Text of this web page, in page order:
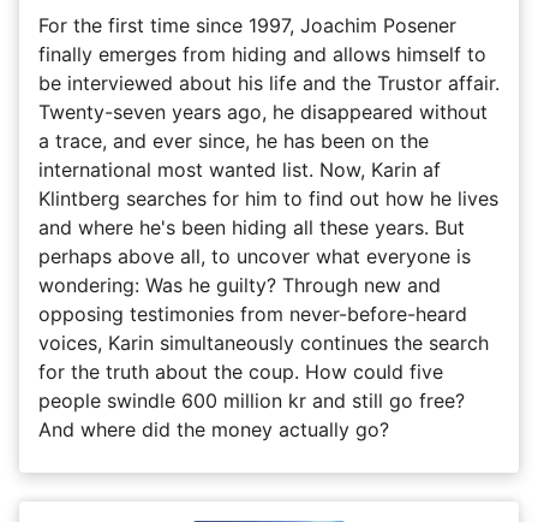
For the first time since 1997, Joachim Posener
finally emerges from hiding and allows himself to
be interviewed about his life and the Trustor affair.
Twenty-seven years ago, he disappeared without
a trace, and ever since, he has been on the
international most wanted list. Now, Karin af
Klintberg searches for him to find out how he lives
and where he's been hiding all these years. But
perhaps above all, to uncover what everyone is
wondering: Was he guilty? Through new and
opposing testimonies from never-before-heard
voices, Karin simultaneously continues the search
for the truth about the coup. How could five
people swindle 600 million kr and still go free?
And where did the money actually go?